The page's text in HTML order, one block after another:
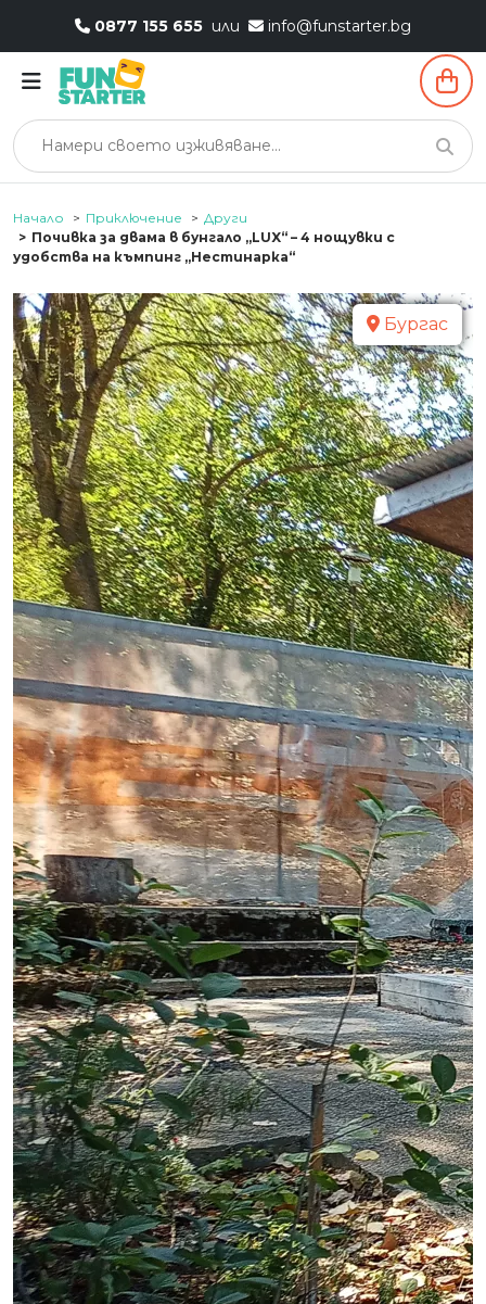
0877 155 655 или info@funstarter.bg
Начало Приключение
Други
Почивка за двама в бунгало „LUX“ – 4 нощувки с
удобства на къмпинг „Нестинарка“
Бургас